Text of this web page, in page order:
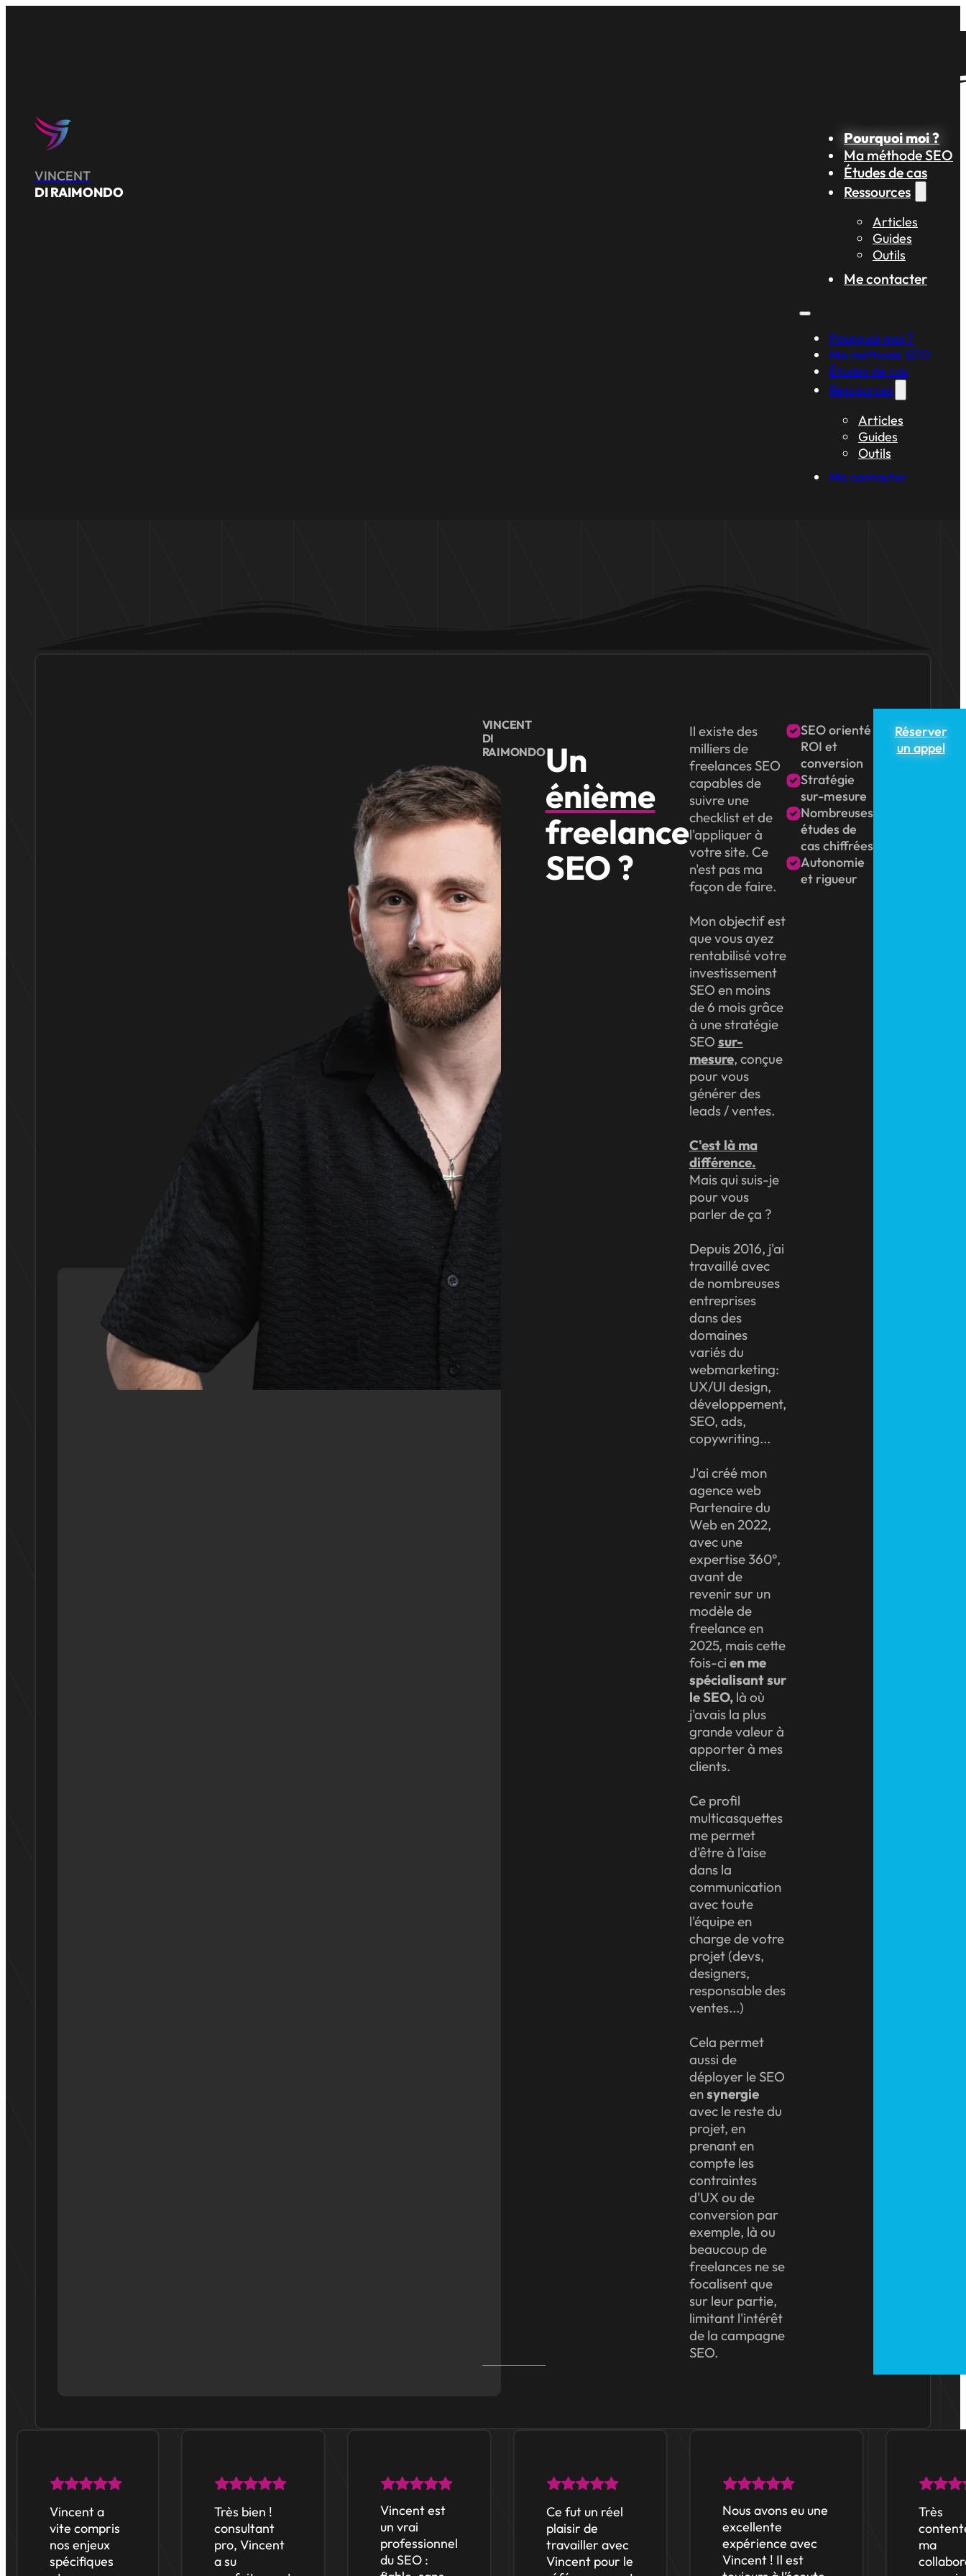
VINCENT
DI RAIMONDO
Pourquoi moi ?
Ma méthode SEO
Études de cas
Ressources
Articles
Guides
Outils
Me contacter
Pourquoi moi ?
Ma méthode SEO
Études de cas
Ressources
Articles
Guides
Outils
Me contacter
VINCENT
DI
RAIMONDOUn
énième
freelance
SEO ?
Il existe des
milliers de
freelances SEO
capables de
suivre une
checklist et de
l'appliquer à
votre site. Ce
n'est pas ma
façon de faire.
Mon objectif est
que vous ayez
rentabilisé votre
investissement
SEO en moins
de 6 mois grâce
à une stratégie
SEO sur-
mesure, conçue
pour vous
générer des
leads / ventes.
C'est là ma
différence.
Mais qui suis-je
pour vous
parler de ça ?
Depuis 2016, j'ai
travaillé avec
de nombreuses
entreprises
dans des
domaines
variés du
webmarketing:
UX/UI design,
développement,
SEO, ads,
copywriting...
J'ai créé mon
agence web
Partenaire du
Web en 2022,
avec une
expertise 360°,
avant de
revenir sur un
modèle de
freelance en
2025, mais cette
fois-ci en me
spécialisant sur
le SEO,là où
j'avais la plus
grande valeur à
apporter à mes
clients.
Ce profil
multicasquettes
me permet
d'être à l'aise
dans la
communication
avec toute
l'équipe en
charge de votre
projet (devs,
designers,
responsable des
ventes...)
Cela permet
aussi de
déployer le SEO
ensynergie
avec le reste du
projet, en
prenant en
compte les
contraintes
d'UX ou de
conversion par
exemple, là ou
beaucoup de
freelances ne se
focalisent que
sur leur partie,
limitant l'intérêt
de la campagne
SEO.
SEO orienté
ROI et
conversion
Stratégie
sur-mesure
Nombreuses
études de
cas chiffrées
Autonomie
et rigueur
Réserver
un appel
Vincent a
vite compris
nos enjeux
spécifiques
Très bien !
consultant
pro, Vincent
a su
Vincent est
un vrai
professionnel
du SEO :
Ce fut un réel
plaisir de
travailler avec
Vincent pour le
Nous avons eu une
excellente
expérience avec
Vincent ! Il est
Très
contente
ma